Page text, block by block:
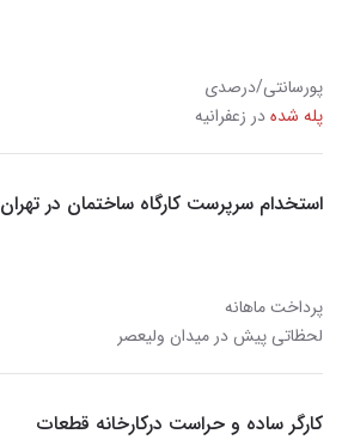
پورسانتی/درصدی
پله شدهدر زعفرانیه
استخدام سرپرست کارگاه ساختمان در تهران
پرداخت ماهانه
لحظاتی پیش در میدان ولیعصر
کارگر ساده و حراست درکارخانه قطعات